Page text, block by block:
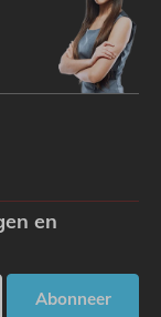
en
Abonneer